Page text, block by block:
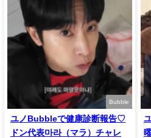
Bubble
ユノBubbleで健康診断報告♡
ドン代表마라（マラ）チャレ